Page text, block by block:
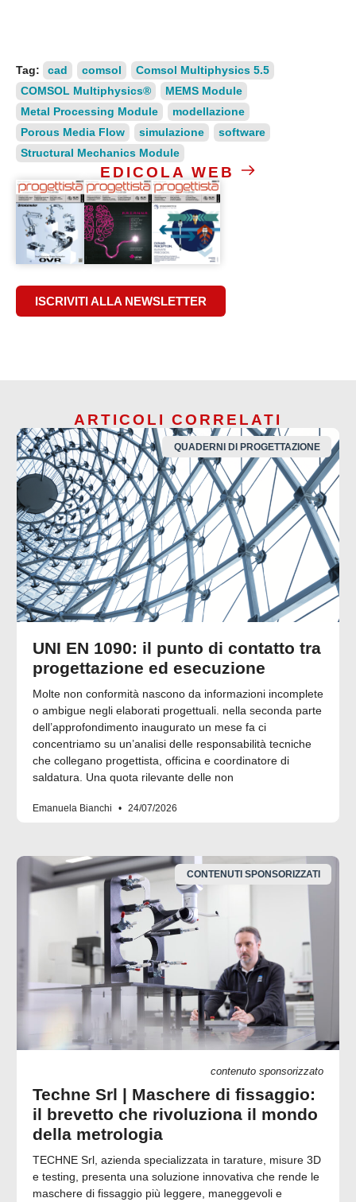
Tag: cad comsol
Comsol Multiphysics 5.5
COMSOL Multiphysics®
MEMS Module
Metal Processing Module
modellazione
Porous Media Flow
simulazione
software
Structural Mechanics Module
EDICOLA WEB
ISCRIVITI ALLA NEWSLETTER
ARTICOLI CORRELATI
QUADERNI DI PROGETTAZIONE
UNI EN 1090: il punto di contatto tra
progettazione ed esecuzione
Molte non conformità nascono da informazioni incomplete
o ambigue negli elaborati progettuali. nella seconda parte
dell’approfondimento inaugurato un mese fa ci
concentriamo su un’analisi delle responsabilità tecniche
che collegano progettista, officina e coordinatore di
saldatura. Una quota rilevante delle non
Emanuela Bianchi 24/07/2026
CONTENUTI SPONSORIZZATI
contenuto sponsorizzato
Techne Srl | Maschere di fissaggio:
il brevetto che rivoluziona il mondo
della metrologia
TECHNE Srl, azienda specializzata in tarature, misure 3D
e testing, presenta una soluzione innovativa che rende le
maschere di fissaggio più leggere, maneggevoli e